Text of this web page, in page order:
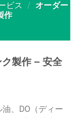
ビス / オーダー
作
製作 – 安全
、DO（ディー